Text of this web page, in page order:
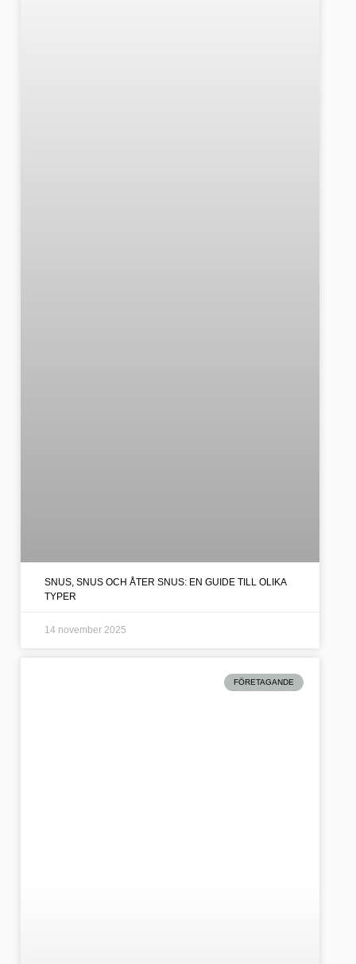
SNUS, SNUS OCH ÅTER SNUS: EN GUIDE TILL OLIKA
TYPER
14 november 2025
FÖRETAGANDE